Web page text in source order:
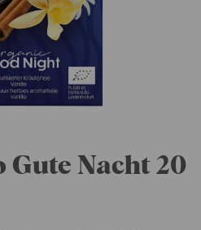
Gute Nacht 20